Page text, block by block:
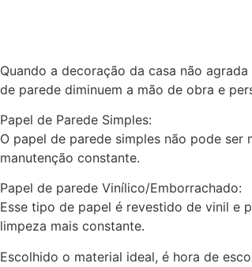
Quando a decoração da casa não
de parede diminuem a mão de obra e
Papel de Parede Simples:
O papel de parede simples não pode
manutenção constante.
Papel de parede Vinílico/Emborrachado:
Esse tipo de papel é revestido de vinil e
limpeza mais constante.
Escolhido o material ideal, é hora de